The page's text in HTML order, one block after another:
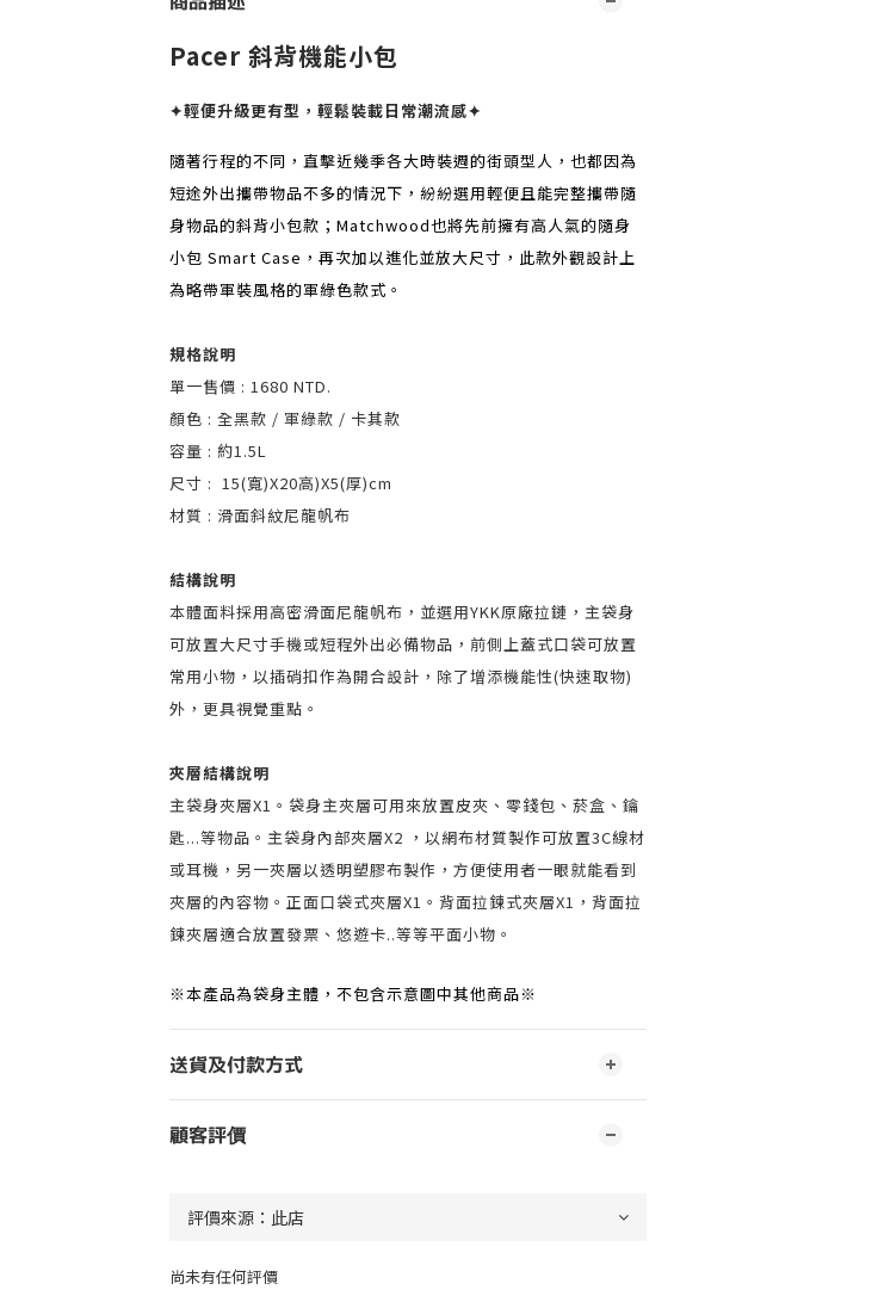
Pacer 斜背機能小包
✦輕便升級更有型，輕鬆裝載日常潮流感✦
隨著行程的不同，直擊近幾季各大時裝週的街頭型人，也都因為
短途外出攜帶物品不多的情況下，紛紛選用輕便且能完整攜帶隨
身物品的斜背小包款；Matchwood也將先前擁有高人氣的隨身
小包 Smart Case，再次加以進化並放大尺寸，此款外觀設計上
為略帶軍裝風格的軍綠色款式。
規格說明
單一售價 : 1680 NTD.
顏色 : 全黑款 / 軍綠款 / 卡其款
容量 : 約1.5L
尺寸 : 15(寬)X20高)X5(厚)cm
材質 : 滑面斜紋尼龍帆布
結構說明
本體面料採用高密滑面尼龍帆布，並選用YKK原廠拉鏈，主袋身
可放置大尺寸手機或短程外出必備物品，前側上蓋式口袋可放置
常用小物，以插硝扣作為開合設計，除了增添機能性(快速取物)
外，更具視覺重點。
夾層結構說明
主袋身夾層X1。袋身主夾層可用來放置皮夾、零錢包、菸盒、鑰
匙...等物品。主袋身內部夾層X2 ，以網布材質製作可放置3C線材
或耳機，另一夾層以透明塑膠布製作，方便使用者一眼就能看到
夾層的內容物。正面口袋式夾層X1。背面拉鍊式夾層X1，背面拉
鍊夾層適合放置發票、悠遊卡..等等平面小物。
※本產品為袋身主體，不包含示意圖中其他商品※
送貨及付款方式
顧客評價
尚未有任何評價